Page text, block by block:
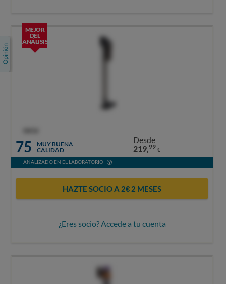
MEJOR
DEL
ANÁLISIS
75
MUY BUENA
CALIDAD
Desde
219,99 €
ANALIZADO EN EL LABORATORIO
HAZTE SOCIO A 2€ 2 MESES
¿Eres socio? Accede a tu cuenta